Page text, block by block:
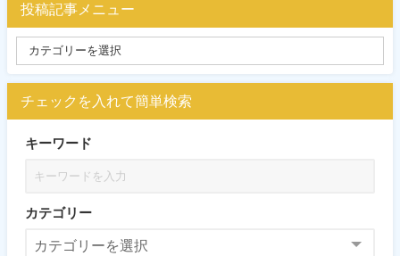
投稿記事メニュー
チェックを入れて簡単検索
キーワード
カテゴリー